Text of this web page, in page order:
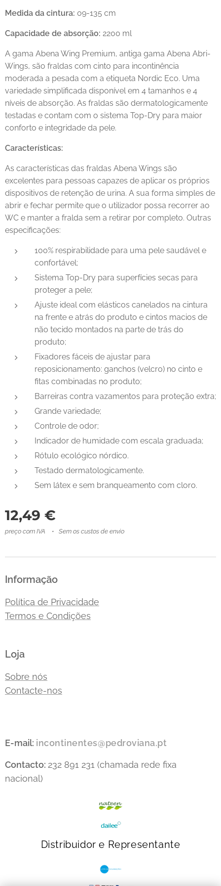
Medida da cintura: 09-135 cm
Capacidade de absorção: 2200 ml
A gama Abena Wing Premium, antiga gama Abena Abri-
Wings, são fraldas com cinto para incontinência
moderada a pesada com a etiqueta Nordic Eco. Uma
variedade simplificada disponível em 4 tamanhos e 4
níveis de absorção. As fraldas são dermatologicamente
testadas e contam com o sistema Top-Dry para maior
conforto e integridade da pele.
Características:
As características das fraldas Abena Wings são
excelentes para pessoas capazes de aplicar os próprios
dispositivos de retenção de urina. A sua forma simples de
abrir e fechar permite que o utilizador possa recorrer ao
WC e manter a fralda sem a retirar por completo. Outras
especificações:
100% respirabilidade para uma pele saudável e
confortável;
Sistema Top-Dry para superfícies secas para
proteger a pele;
Ajuste ideal com elásticos canelados na cintura
na frente e atrás do produto e cintos macios de
não tecido montados na parte de trás do
produto;
Fixadores fáceis de ajustar para
reposicionamento: ganchos (velcro) no cinto e
fitas combinadas no produto;
Barreiras contra vazamentos para proteção extra;
Grande variedade;
Controle de odor;
Indicador de humidade com escala graduada;
Rótulo ecológico nórdico.
Testado dermatologicamente.
Sem látex e sem branqueamento com cloro.
12,49 €
preço com IVA Sem os custos de envio
Informação
Política de Privacidade
Termos e Condições
Loja
Sobre nós
Contacte-nos
E-mail: incontinentes@pedroviana.pt
Contacto: 232 891 231 (chamada rede fixa
nacional)
Distribuidor e Representante